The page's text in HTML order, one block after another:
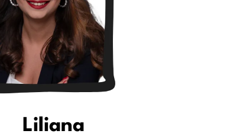
Liliana